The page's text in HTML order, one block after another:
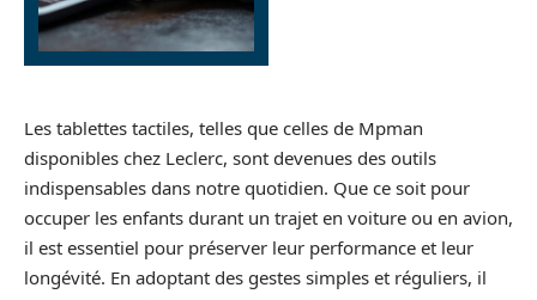
Les tablettes tactiles, telles que celles de Mpman
disponibles chez Leclerc, sont devenues des outils
indispensables dans notre quotidien. Que ce soit pour
occuper les enfants durant un trajet en voiture ou en avion,
il est essentiel pour préserver leur performance et leur
longévité. En adoptant des gestes simples et réguliers, il